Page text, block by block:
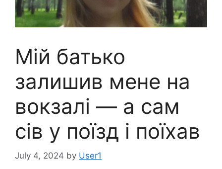
Мій батько
залишив мене на
вокзалі — а сам
сів у поїзд і поїхав
July 4, 2024 by User1